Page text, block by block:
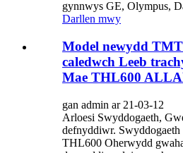
gynnwys GE, Olympus,
Darllen mwy
Model newydd
caledwch Leeb
Mae THL600
gan admin ar 21-03-12
Arloesi Swyddogaeth,
defnyddiwr.
THL600 Oherwydd